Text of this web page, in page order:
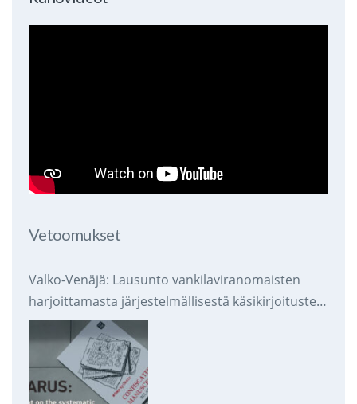
Vetoomukset
Valko-Venäjä: Lausunto vankilaviranomaisten
harjoittamasta järjestelmällisestä käsikirjoitusten
takavarikoinnista ja tuhoamisesta